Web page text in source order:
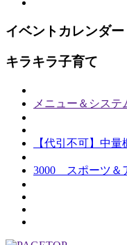
イベントカレンダー
キラキラ子育て
メニュー＆システ
【代引不可】中
3000 スポーツ＆